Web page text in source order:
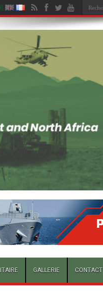
GALLERIE CONTACT